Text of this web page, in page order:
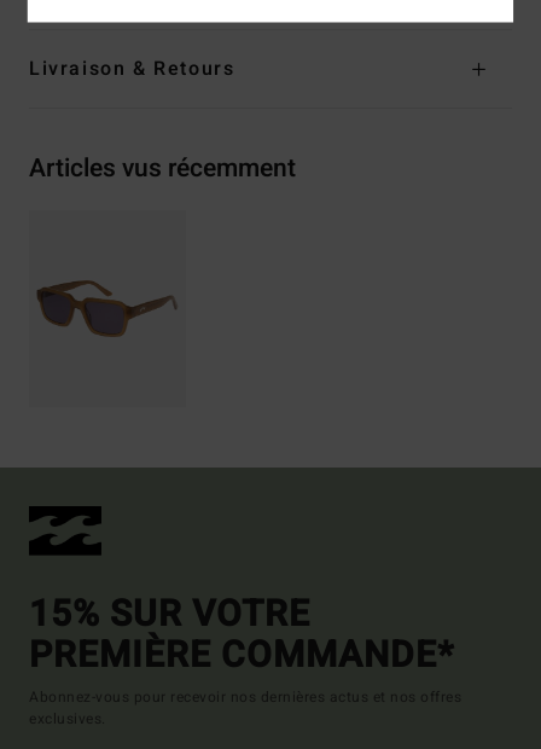
Livraison & Retours
Articles vus récemment
15% SUR VOTRE
PREMIÈRE COMMANDE*
Abonnez-vous pour recevoir nos dernières actus et nos offres
exclusives.